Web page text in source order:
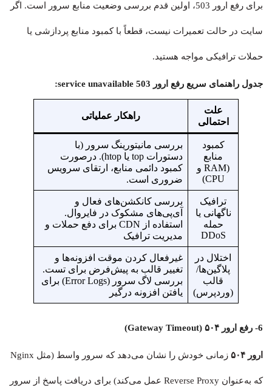
برای رفع ارور 503، اولین قدم بررسی وضعیت منابع سرور است. اگر
سایت در حالت تعمیرات نیست، قطعاً با کمبود منابع پردازشی یا
حملات ترافیکی مواجه هستید.
جدول راهنمای سریع رفع ارور 503 service unavailable:
علت
احتمالی
راهکار عملیاتی
کمبود
منابع
(RAM و
CPU)
بررسی مانیتورینگ سرور (با
دستورات top یا htop). درصورت
کمبود دائمی منابع، ارتقای سرویس
ضروری است.
ترافیک
ناگهانی یا
حمله
DDoS
بررسی کانکشن‌های فعال و
آی‌پی‌های مشکوک در فایروال.
استفاده از CDN برای دفع حملات و
مدیریت ترافیک
اختلال در
پلاگین‌ها/
قالب
(وردپرس)
غیرفعال کردن موقت افزونه‌ها و
تغییر قالب به پیش‌فرض برای تست.
بررسی لاگ سرور (Error Logs) برای
یافتن افزونه درگیر
6- رفع ارور ۵۰۴ (Gateway Timeout)
ارور ۵۰۴ زمانی خودش را نشان می‌دهد که سرور واسط (مثل Nginx
که به‌عنوان Reverse Proxy عمل می‌کند) برای دریافت پاسخ از سرور